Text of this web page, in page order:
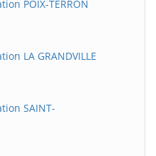
POIX-TERRON
LA GRANDVILLE
SAINT-